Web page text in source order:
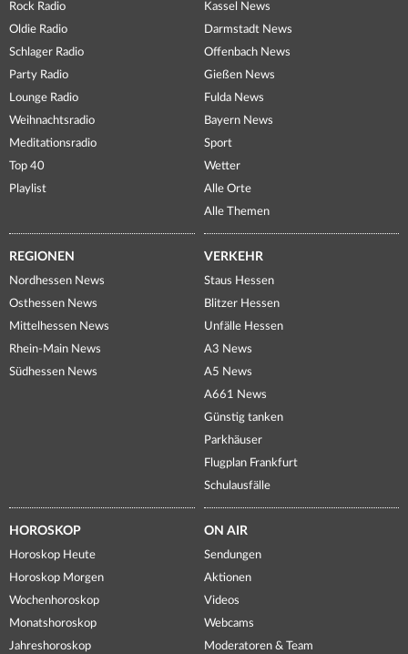
Rock Radio
Oldie Radio
Schlager Radio
Party Radio
Lounge Radio
Weihnachtsradio
Meditationsradio
Top 40
Playlist
Kassel News
Darmstadt News
Offenbach News
Gießen News
Fulda News
Bayern News
Sport
Wetter
Alle Orte
Alle Themen
REGIONEN
Nordhessen News
Osthessen News
Mittelhessen News
Rhein-Main News
Südhessen News
VERKEHR
Staus Hessen
Blitzer Hessen
Unfälle Hessen
A3 News
A5 News
A661 News
Günstig tanken
Parkhäuser
Flugplan Frankfurt
Schulausfälle
HOROSKOP
Horoskop Heute
Horoskop Morgen
Wochenhoroskop
Monatshoroskop
Jahreshoroskop
ON AIR
Sendungen
Aktionen
Videos
Webcams
Moderatoren & Team